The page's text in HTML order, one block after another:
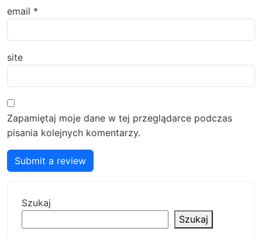
email *
site
Zapamiętaj moje dane w tej przeglądarce podczas
pisania kolejnych komentarzy.
Submit a review
Szukaj
Szukaj